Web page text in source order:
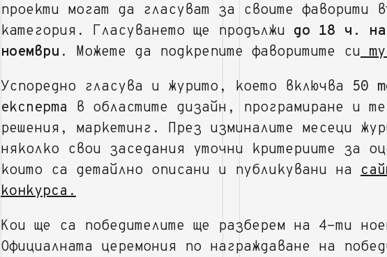
проекти могат да гласуват за своите фаворити
категория. Гласуването ще продължи до 18 ч.
ноември . Можете да подкрепите фаворитите си
Успоредно гласува и журито, което включва 50
експерта в областите дизайн, програмиране и
решения, маркетинг. През изминалите месеци
няколко свои заседания уточни критериите за
които са детайлно описани и публикувани на
конкурса.
Кои ще са победителите ще разберем на 4-ти
Официалната церемония по награждаване на